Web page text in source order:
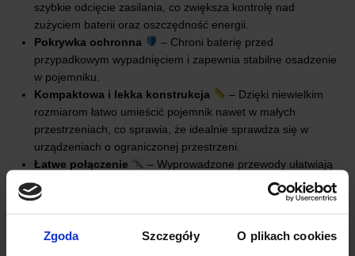
Zgoda Szczegóły O plikach cookies
szybkie odcięcie zasilania, co zwiększa kontrolę nad
zużyciem baterii oraz oszczędność energii.
Pokrywka ochronna
– Chroni baterię przed
przypadkowym wypadnięciem i zapewnia stabilne osadzenie
w pojemniku.
Kompaktowa i lekka konstrukcja
– Dzięki niewielkim
rozmiarom łatwo umieścić pojemnik nawet w małych
przestrzeniach, co sprawia, że idealnie sprawdza się w
urządzeniach o ograniczonej przestrzeni.
Łatwe połączenie
– Wyprowadzone przewody ułatwiają
podłączenie baterii do urządzenia.